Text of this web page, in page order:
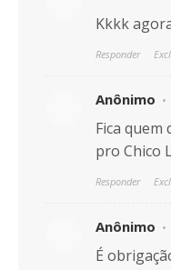
Kkkk
Responder
Anônimo
Fica
pro Chico
Responder
Anônimo
É